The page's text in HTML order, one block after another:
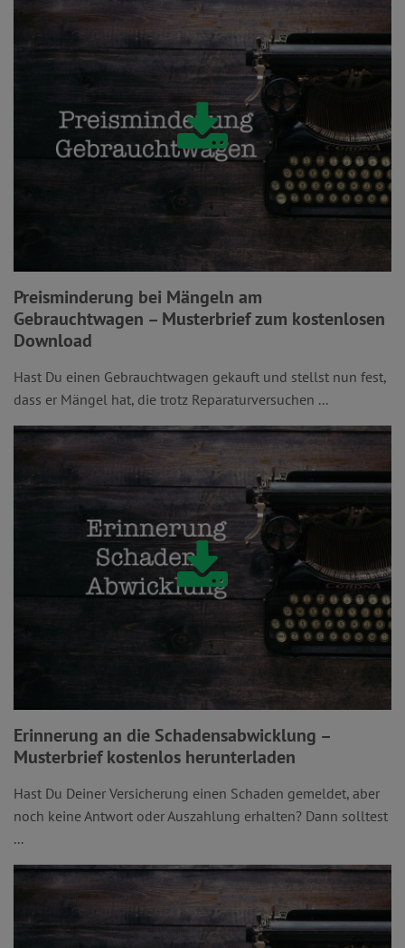
Preisminderung bei Mängeln am
Gebrauchtwagen – Musterbrief zum kostenlosen
Download
Hast Du einen Gebrauchtwagen gekauft und stellst nun fest,
dass er Mängel hat, die trotz Reparaturversuchen ...
Erinnerung an die Schadensabwicklung –
Musterbrief kostenlos herunterladen
Hast Du Deiner Versicherung einen Schaden gemeldet, aber
noch keine Antwort oder Auszahlung erhalten? Dann solltest
...